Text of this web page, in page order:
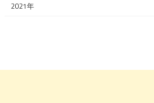
2021年